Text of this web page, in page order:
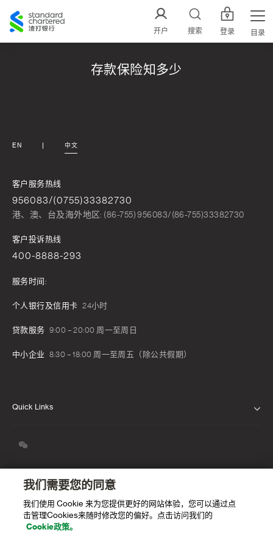
渣
打
中
开户 搜索 登录 目录
存款保险知多少
EN 中文
客户服务热线
956083/(0755)33382730
港、澳、台及海外地区: (86-755) 956083/(86-755)33382730
客户投诉热线
400-8888-293
服务时间:
个人银行及信用卡 24小时
贷款服务 9:00 – 20:00 周一至周日
中小企业 8:30 – 18:00 周一至周五（除公共假期）
Quick Links
我们的信念
职业生涯
渣打中国年度报告
我们需要您的同意
我们使用 Cookie 来为您提供更好的网站体验，您可以通过点
击管理Cookies来随时修改您的偏好。点击访问我们的
Cookie政策。